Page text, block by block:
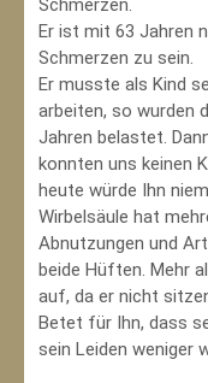
Schmerzen.
Er ist mit 63 Jahren
Schmerzen zu sein.
Er musste als Kind
arbeiten, so wurden
Jahren belastet.
konnten uns keinen
heute würde Ihn
Wirbelsäule hat
Abnutzungen und
beide Hüften. Mehr
auf, da er nicht
Betet für Ihn, dass
sein Leiden weniger